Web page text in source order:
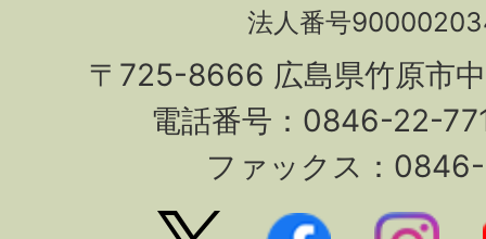
法人番号
〒725-8666 広島県竹原市
電話番号：0846-22-
ファックス：